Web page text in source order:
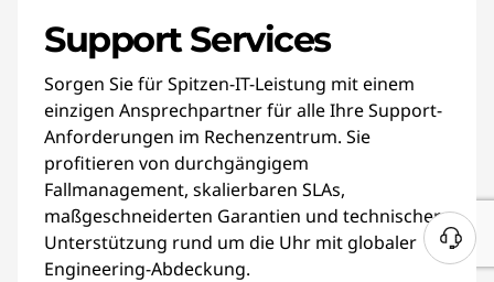
Support Services
Sorgen Sie für Spitzen-IT-Leistung mit einem
einzigen Ansprechpartner für alle Ihre Support-
Anforderungen im Rechenzentrum. Sie
profitieren von durchgängigem
Fallmanagement, skalierbaren SLAs,
maßgeschneiderten Garantien und technischer
Unterstützung rund um die Uhr mit globaler
Engineering-Abdeckung.